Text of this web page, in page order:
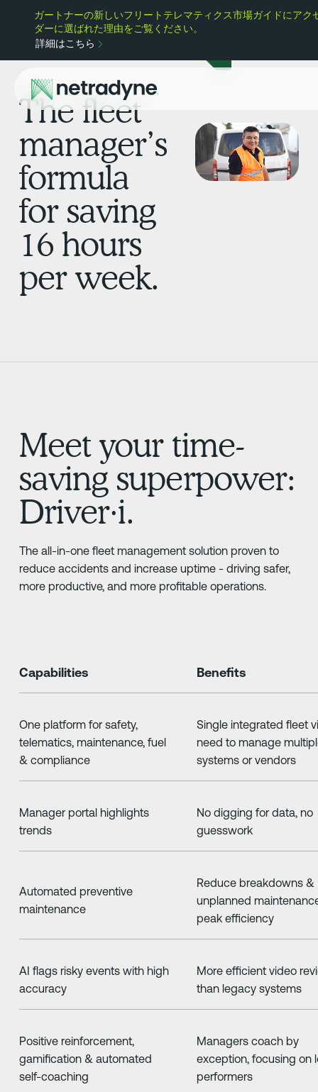
ガートナーの新しいフリートテレマティクス市場ガイドにア
ダーに選ばれた理由をご覧ください。
詳細はこちら
The fleet
manager’s
formula
for saving
16 hours
per week.
Meet your time-
saving superpower:
Driver·i.
The all-in-one fleet management solution proven to
reduce accidents and increase uptime - driving safer,
more productive, and more profitable operations.
Capabilities Benefits
One platform for safety,
telematics, maintenance, fuel
& compliance
Single integrated fleet
need to manage
systems or vendors
Manager portal highlights
trends
No digging for data, no
guesswork
Automated preventive
maintenance
Reduce breakdowns &
unplanned
peak efficiency
AI flags risky events with high
accuracy
More efficient video
than legacy systems
Positive reinforcement,
gamification & automated
self-coaching
Managers coach by
exception, focusing on
performers